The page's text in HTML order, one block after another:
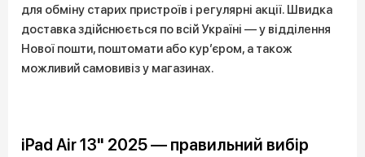
для обміну старих пристроїв і регулярні акції. Швидка
доставка здійснюється по всій Україні — у відділення
Нової пошти, поштомати або кур’єром, а також
можливий самовивіз у магазинах.
iPad Air 13" 2025 — правильний вибір